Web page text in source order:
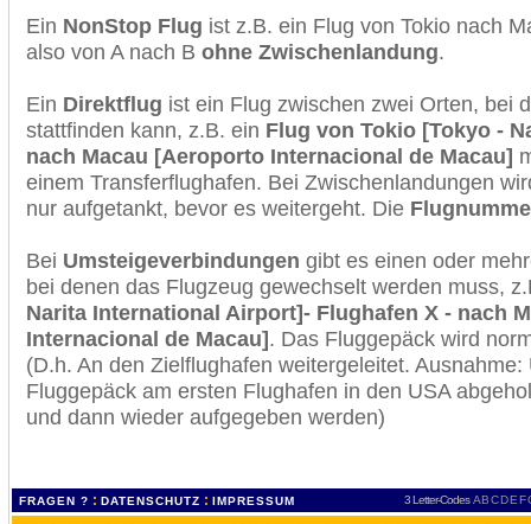
Ein NonStop Flug ist z.B. ein Flug von Tokio nach
also von A nach B ohne Zwischenlandung.
Ein Direktflug ist ein Flug zwischen zwei Orten, bei
stattfinden kann, z.B. ein Flug von Tokio [Tokyo -
nach Macau [Aeroporto Internacional de Macau]
einem Transferflughafen. Bei Zwischenlandungen
nur aufgetankt, bevor es weitergeht. Die
Bei Umsteigeverbindungen gibt es einen oder
bei denen das Flugzeug gewechselt werden muss,
Narita International Airport]- Flughafen X - nach
Internacional de Macau]. Das Fluggepäck wird
(D.h. An den Zielflughafen weitergeleitet.
Fluggepäck am ersten Flughafen in den USA
und dann wieder aufgegeben werden)
FRAGEN ? : DATENSCHUTZ : IMPRESSUM 3 Letter-Codes ABCDEF